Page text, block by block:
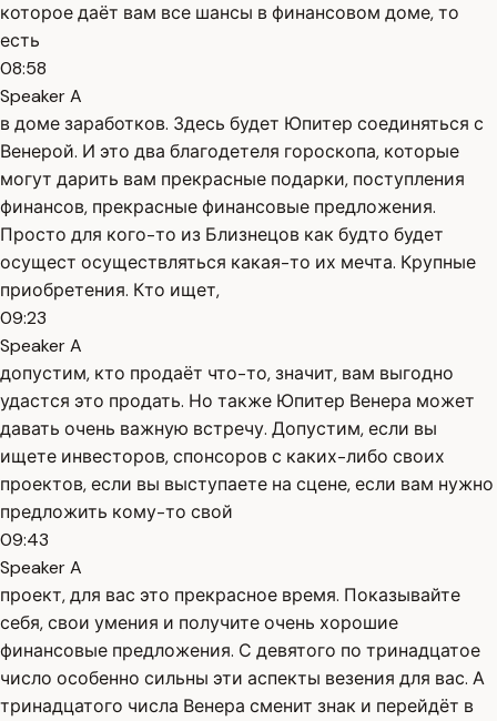
которое даёт вам все шансы в финансовом доме, то
есть
08:58
Speaker A
в доме заработков. Здесь будет Юпитер соединяться с
Венерой. И это два благодетеля гороскопа, которые
могут дарить вам прекрасные подарки, поступления
финансов, прекрасные финансовые предложения.
Просто для кого-то из Близнецов как будто будет
осущест осуществляться какая-то их мечта. Крупные
приобретения. Кто ищет,
09:23
Speaker A
допустим, кто продаёт что-то, значит, вам выгодно
удастся это продать. Но также Юпитер Венера может
давать очень важную встречу. Допустим, если вы
ищете инвесторов, спонсоров с каких-либо своих
проектов, если вы выступаете на сцене, если вам нужно
предложить кому-то свой
09:43
Speaker A
проект, для вас это прекрасное время. Показывайте
себя, свои умения и получите очень хорошие
финансовые предложения. С девятого по тринадцатое
число особенно сильны эти аспекты везения для вас. А
тринадцатого числа Венера сменит знак и перейдёт в